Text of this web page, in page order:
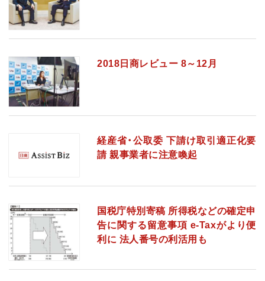
2018日商レビュー 8～12月
経産省・公取委 下請け取引適正化要
請 親事業者に注意喚起
国税庁特別寄稿 所得税などの確定申
告に関する留意事項 e-Taxがより便
利に 法人番号の利活用も